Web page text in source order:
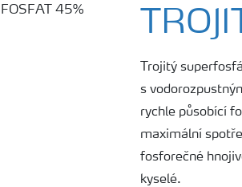
Trojitý
s
rychle působící
maximální
fosforečné
kyselé.